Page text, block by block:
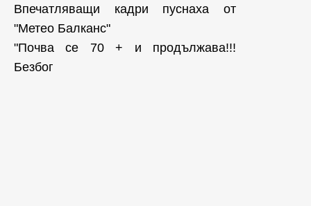
Впечатляващи кадри пуснаха от
"Метео Балканс"
"Почва се 70 + и продължава!!!
Безбог